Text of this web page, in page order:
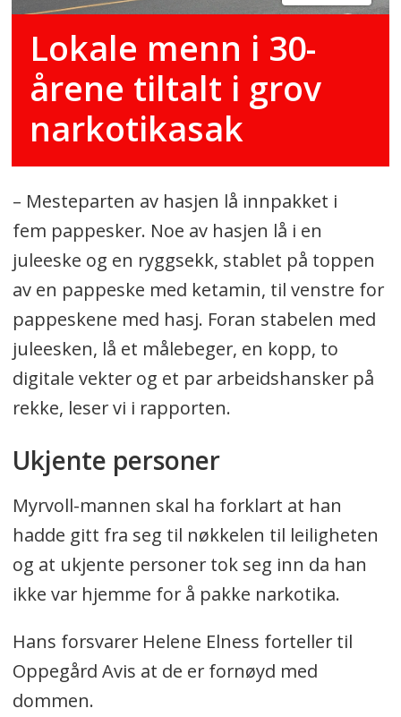
Lokale menn i 30-
årene tiltalt i grov
narkotikasak
– Mesteparten av hasjen lå innpakket i
fem pappesker. Noe av hasjen lå i en
juleeske og en ryggsekk, stablet på toppen
av en pappeske med ketamin, til venstre for
pappeskene med hasj. Foran stabelen med
juleesken, lå et målebeger, en kopp, to
digitale vekter og et par arbeidshansker på
rekke, leser vi i rapporten.
Ukjente personer
Myrvoll-mannen skal ha forklart at han
hadde gitt fra seg til nøkkelen til leiligheten
og at ukjente personer tok seg inn da han
ikke var hjemme for å pakke narkotika.
Hans forsvarer Helene Elness forteller til
Oppegård Avis at de er fornøyd med
dommen.